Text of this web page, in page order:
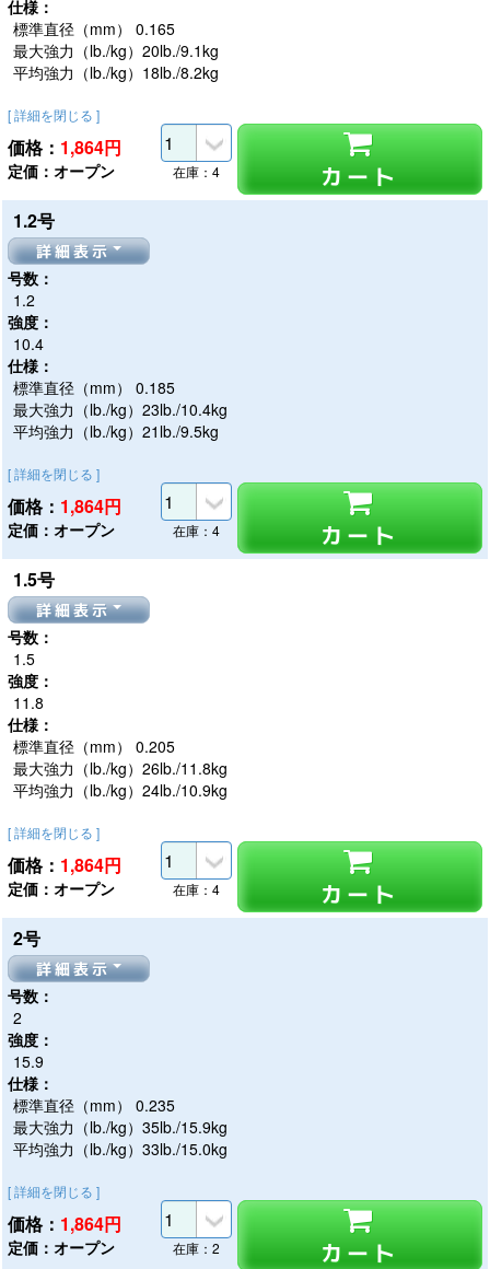
仕様：
標準直径（mm） 0.165
最大強力（lb./kg）20lb./9.1kg
平均強力（lb./kg）18lb./8.2kg
[ 詳細を閉じる ]
価格： 1,864円
定価：オープン カート
在庫：4
1.2号
詳細表示
号数：
1.2
強度：
10.4
仕様：
標準直径（mm） 0.185
最大強力（lb./kg）23lb./10.4kg
平均強力（lb./kg）21lb./9.5kg
[ 詳細を閉じる ]
価格： 1,864円
定価：オープン カート
在庫：4
1.5号
詳細表示
号数：
1.5
強度：
11.8
仕様：
標準直径（mm） 0.205
最大強力（lb./kg）26lb./11.8kg
平均強力（lb./kg）24lb./10.9kg
[ 詳細を閉じる ]
価格： 1,864円
定価：オープン カート
在庫：4
2号
詳細表示
号数：
2
強度：
15.9
仕様：
標準直径（mm） 0.235
最大強力（lb./kg）35lb./15.9kg
平均強力（lb./kg）33lb./15.0kg
[ 詳細を閉じる ]
価格： 1,864円
定価：オープン カート
在庫：2